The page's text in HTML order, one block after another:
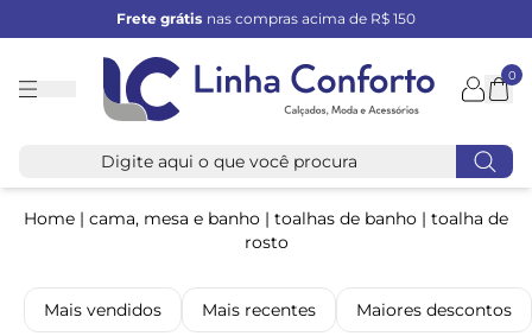
Frete grátis nas compras acima de R$ 150
Linha
0
Home | cama, mesa e banho | toalhas de banho | toalha de
rosto
Mais vendidos Mais recentes Maiores descontos